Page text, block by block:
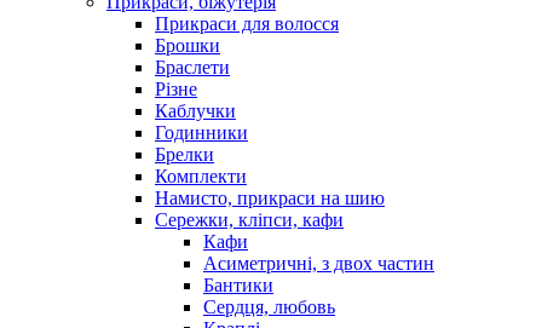
Прикраси для волосся
Брошки
Браслети
Різне
Каблучки
Годинники
Брелки
Комплекти
Намисто, прикраси на шию
Сережки, кліпси, кафи
Кафи
Асиметричні, з двох частин
Бантики
Сердця, любовь